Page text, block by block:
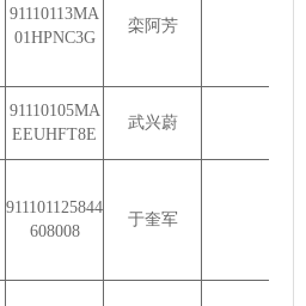
91110113MA
01HPNC3G
栾阿芳
91110105MA
EEUHFT8E
武兴蔚
911101125844
608008
于奎军